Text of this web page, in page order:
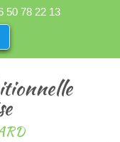
50 78 22 13